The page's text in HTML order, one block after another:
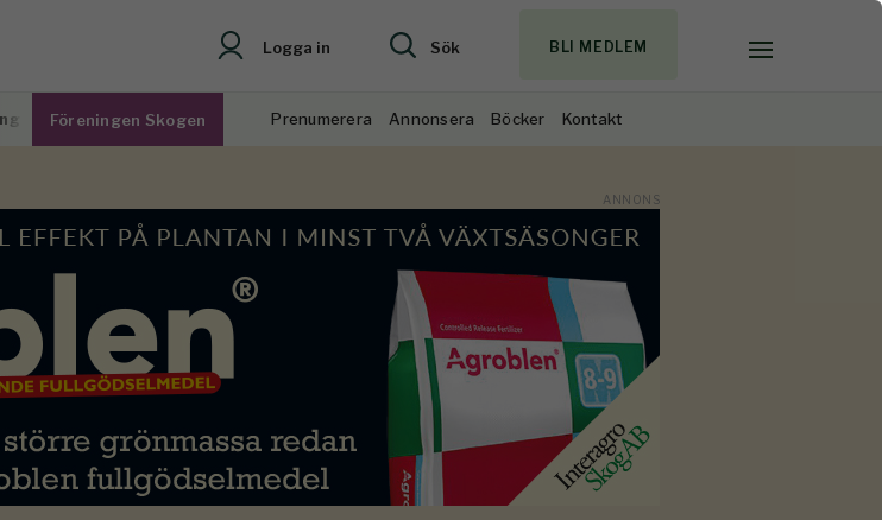
Logga in Sök BLI MEDLEM
Föreningen Skogen Prenumerera Annonsera Böcker Kontakt